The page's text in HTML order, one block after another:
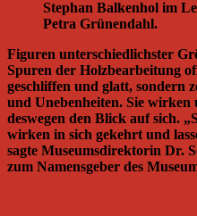
Stephan Balkenhol im
Petra Grünendahl.
Figuren unterschiedlichster
Spuren der Holzbearbeitung
geschliffen und glatt, sondern
und Unebenheiten. Sie
deswegen den Blick auf sich.
wirken in sich gekehrt und
sagte Museumsdirektorin Dr.
zum Namensgeber des